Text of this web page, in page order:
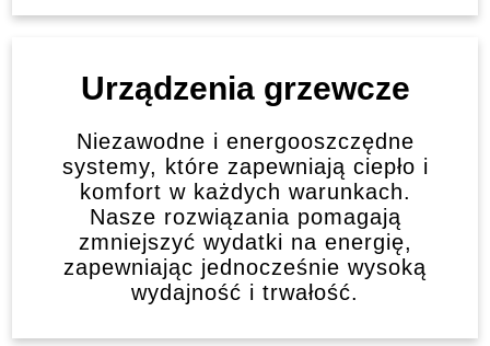
Urządzenia grzewcze
Niezawodne i energooszczędne
systemy, które zapewniają ciepło i
komfort w każdych warunkach.
Nasze rozwiązania pomagają
zmniejszyć wydatki na energię,
zapewniając jednocześnie wysoką
wydajność i trwałość.